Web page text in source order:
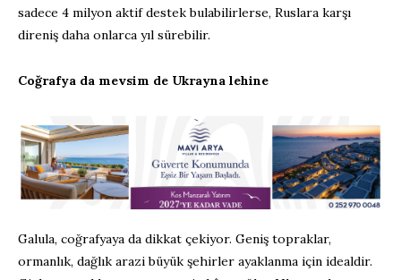
sadece 4 milyon aktif destek bulabilirlerse, Ruslara karşı
direniş daha onlarca yıl sürebilir.
Coğrafya da mevsim de Ukrayna lehine
Galula, coğrafyaya da dikkat çekiyor. Geniş topraklar,
ormanlık, dağlık arazi büyük şehirler ayaklanma için idealdir.